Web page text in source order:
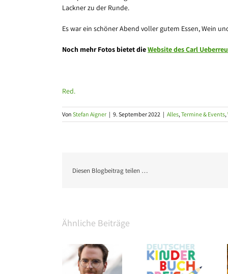
Lackner zu der Runde.
Es war ein schöner Abend voller gutem Essen, Wein
Noch mehr Fotos bietet dieWebsite des Carl
Red.
Von Stefan Aigner | 9. September 2022 | Alles,Termine & Events,
Diesen Blogbeitrag teilen …
Ähnliche Beiträge
Shortlist des
Thalia eröffnet